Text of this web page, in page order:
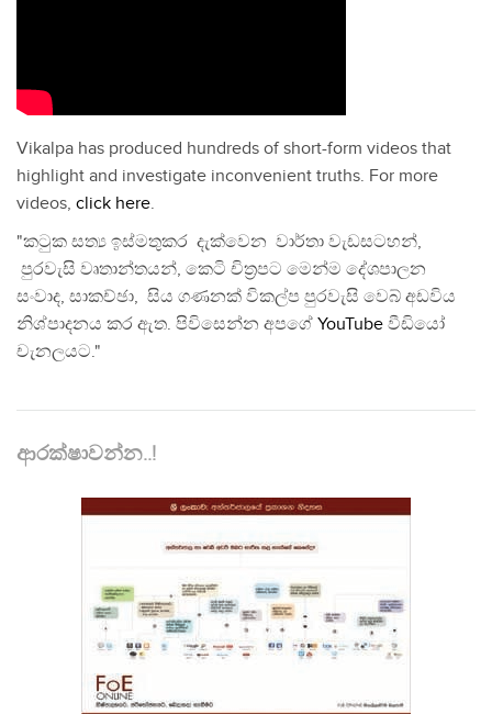
Vikalpa has produced hundreds of short-form videos that
highlight and investigate inconvenient truths. For more
videos, click here.
"කටුක සත්‍ය ඉස්මතුකර දැක්වෙන වාර්තා වැඩසටහන්,
පුරවැසි වෘතාන්තයන්, කෙටි චිත්‍රපට මෙන්ම දේශපාලන
සංවාද, සාකච්ඡා, සිය ගණනක් විකල්ප පුරවැසි වෙබ් අඩවිය
නිශ්පාදනය කර ඇත. පිවිසෙන්න අපගේ YouTube වීඩියෝ
චැනලයට."
ආරක්ෂාවන්න..!